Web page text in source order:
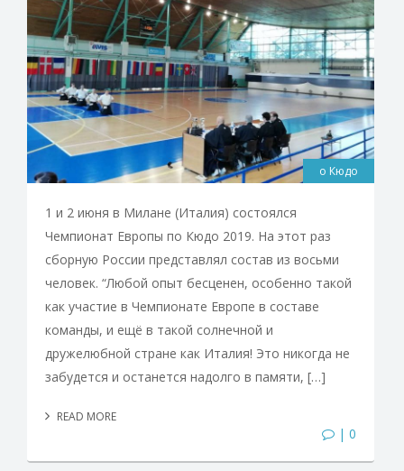
о Кюдо
1 и 2 июня в Милане (Италия) состоялся
Чемпионат Европы по Кюдо 2019. На этот раз
сборную России представлял состав из восьми
человек. “Любой опыт бесценен, особенно такой
как участие в Чемпионате Европе в составе
команды, и ещё в такой солнечной и
дружелюбной стране как Италия! Это никогда не
забудется и останется надолго в памяти, […]
READ MORE
| 0